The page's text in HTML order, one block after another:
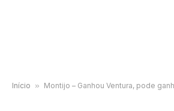
Início » Montijo – Ganhou Ventura, pode ganhar a